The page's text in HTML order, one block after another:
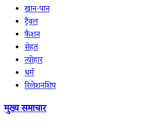
खान-पान
ट्रैवल
फैशन
सेहत
त्योहार
धर्म
रिलेशनशिप
मुख्य समाचार